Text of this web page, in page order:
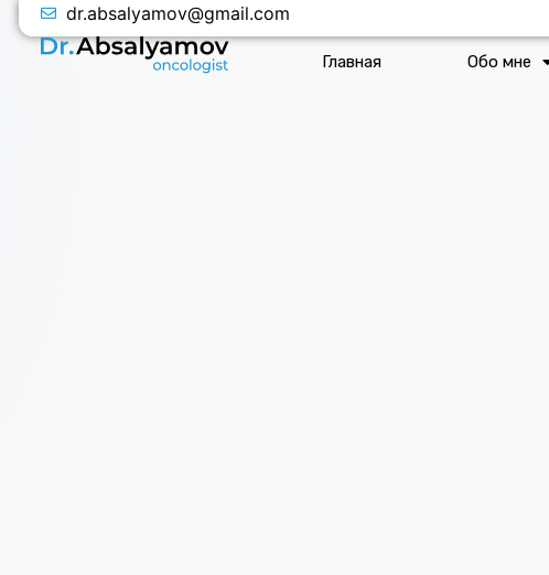
dr.absalyamov@gmail.com
Главная Обо мне